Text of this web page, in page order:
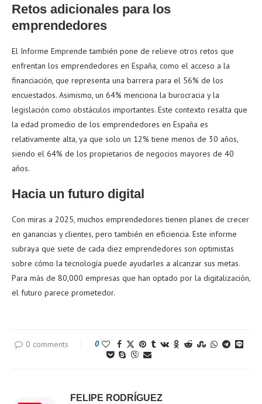
Retos adicionales para los
emprendedores
El Informe Emprende también pone de relieve otros retos que
enfrentan los emprendedores en España, como el acceso a la
financiación, que representa una barrera para el 56% de los
encuestados. Asimismo, un 64% menciona la burocracia y la
legislación como obstáculos importantes. Este contexto resalta que
la edad promedio de los emprendedores en España es
relativamente alta, ya que solo un 12% tiene menos de 30 años,
siendo el 64% de los propietarios de negocios mayores de 40
años.
Hacia un futuro digital
Con miras a 2025, muchos emprendedores tienen planes de crecer
en ganancias y clientes, pero también en eficiencia. Este informe
subraya que siete de cada diez emprendedores son optimistas
sobre cómo la tecnología puede ayudarles a alcanzar sus metas.
Para más de 80,000 empresas que han optado por la digitalización,
el futuro parece prometedor.
0 comments 0
FELIPE RODRÍGUEZ